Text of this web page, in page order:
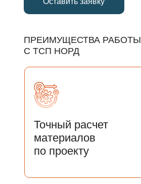
ПРЕИМУЩЕСТВА РАБОТЫ
С ТСП НОРД
Точный расчет
материалов
по проекту